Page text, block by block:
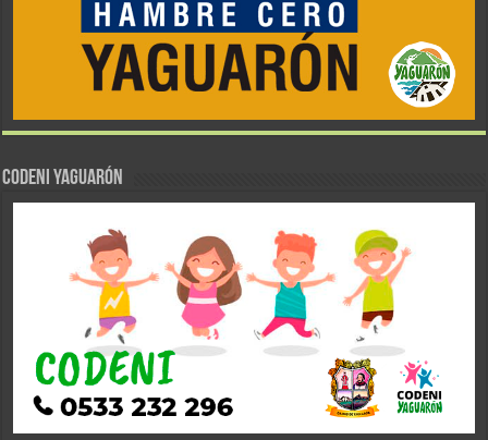
CODENI YAGUARÓN